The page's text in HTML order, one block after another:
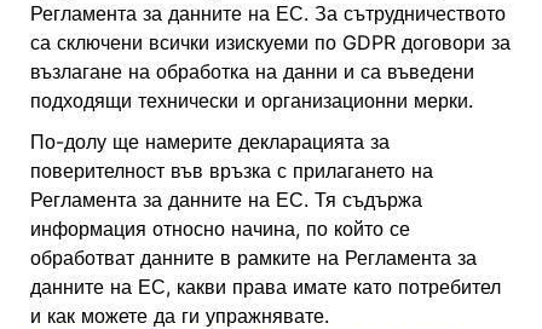
Регламента за данните на ЕС. За сътрудничеството
са сключени всички изискуеми по GDPR договори за
възлагане на обработка на данни и са въведени
подходящи технически и организационни мерки.
По-долу ще намерите декларацията за
поверителност във връзка с прилагането на
Регламента за данните на ЕС. Тя съдържа
информация относно начина, по който се
обработват данните в рамките на Регламента за
данните на ЕС, какви права имате като потребител
и как можете да ги упражнявате.